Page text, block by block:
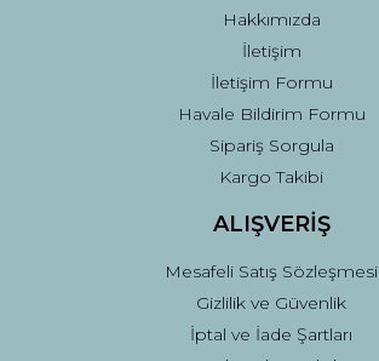
Gönder
Hakkımızda
İletişim
İletişim Formu
Havale Bildirim Formu
Sipariş Sorgula
Kargo Takibi
ALIŞVERİŞ
Mesafeli Satış Sözleşmesi
Gizlilik ve Güvenlik
İptal ve İade Şartları